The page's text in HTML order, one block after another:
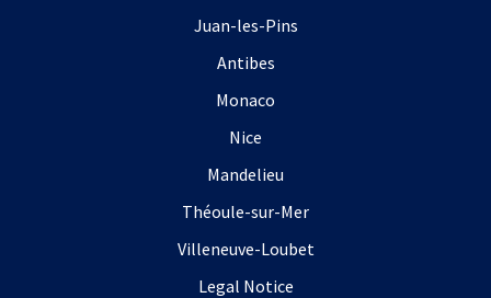
Juan-les-Pins
Antibes
Monaco
Nice
Mandelieu
Théoule-sur-Mer
Villeneuve-Loubet
Legal Notice